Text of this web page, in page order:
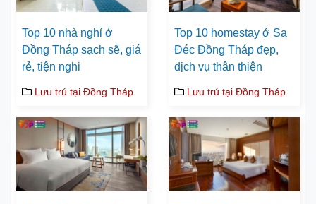
Top 10 nhà nghỉ ở
Đồng Tháp sạch sẽ, giá
rẻ, tiện nghi
Lưu trú tại Đồng Tháp
Top 10 homestay ở Sa
Đéc Đồng Tháp đẹp,
dịch vụ thân thiện
Lưu trú tại Đồng Tháp